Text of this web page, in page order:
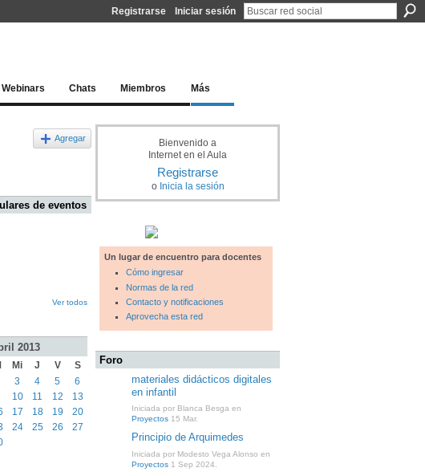
Registrarse Iniciar sesión
Webinars Chats Miembros Más
Agregar
de eventos
Ver todos
2013
Mi J V
S
3 4 5
6
10 11 12
13
17 18 19
20
24 25 26
27
Bienvenido a
Internet en el Aula
Registrarse
o Inicia la sesión
Un lugar de encuentro para docentes
Cómo ingresar
Normas de la red
Contacto y notificaciones
Aprovecha esta red
Foro
materiales didácticos digitales
en infantil
Iniciada por Blanca Besga en
Proyectos 15 Mar.
Principio de Arquimedes
Iniciada por Modesto Vega Alonso en
Proyectos 1 Sep 2024.